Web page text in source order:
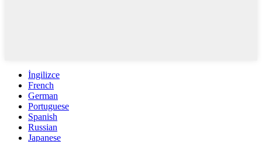
İngilizce
French
German
Portuguese
Spanish
Russian
Japanese